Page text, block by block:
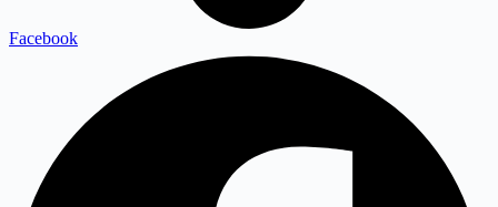
Facebook